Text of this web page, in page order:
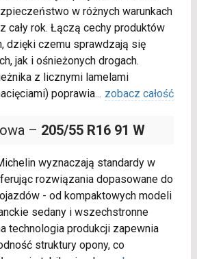
w różnych warunkach
cały rok. Łączą cechy produktów
dzięki czemu sprawdzają się
jak i ośnieżonych drogach.
z licznymi lamelami
poprawia... zobacz całość
– 205/55 R16 91 W
wyznaczają standardy w
rozwiązania dopasowane do
- od kompaktowych modeli
sedany i wszechstronne
technologia produkcji zapewnia
struktury opony, co